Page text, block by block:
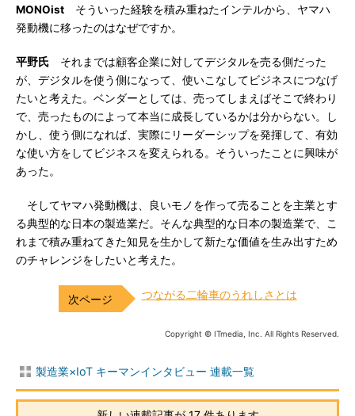
MONOist そういった経験を積み重ねたインテルから、ヤマハ
発動機に移ったのはなぜですか。
平野氏 それまでは顧客企業に対してデジタルを売る側だった
が、デジタルを使う側になって、使いこなしてビジネスにつなげ
たいと考えた。ベンダーとしては、売ってしまえばそこで終わり
で、売ったものによって本当に成長しているかは分からない。し
かし、使う側になれば、実際にリーダーシップを発揮して、有効
な使い方をしてビジネスを変えられる。そういったことに興味が
あった。
そしてヤマハ発動機は、良いモノを作って売ることを主業とす
る典型的な日本の製造業だ。そんな典型的な日本の製造業で、こ
れまで積み重ねてきた知見を生かして新たな価値を生み出すため
のチャレンジをしたいと考えた。
つながる二輪車のうれしさとは
Copyright © ITmedia, Inc. All Rights Reserved.
製造業×IoT キーマンインタビュー 連載一覧